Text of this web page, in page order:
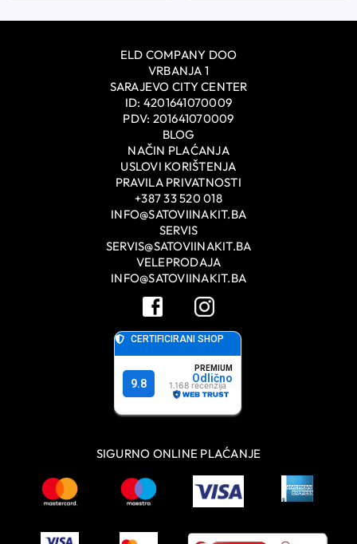
ELD COMPANY DOO
VRBANJA 1
SARAJEVO CITY CENTER
ID: 4201641070009
PDV: 201641070009
BLOG
NAČIN PLAĆANJA
USLOVI KORIŠTENJA
PRAVILA PRIVATNOSTI
+387 33 520 018
INFO@SATOVIINAKIT.BA
SERVIS
SERVIS@SATOVIINAKIT.BA
VELEPRODAJA
INFO@SATOVIINAKIT.BA
SIGURNO ONLINE PLAĆANJE